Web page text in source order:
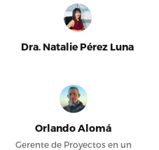
Dra. Natalie Pérez Luna
Orlando Alomá
Gerente de Proyectos en un